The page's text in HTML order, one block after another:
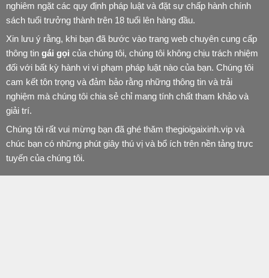
nghiêm ngặt các quy định pháp luật và đặt sự chấp hành chính
sách tuổi trưởng thành trên 18 tuổi lên hàng đầu.
Xin lưu ý rằng, khi bạn đã bước vào trang web chuyên cung cấp
thông tin gái gọi của chúng tôi, chúng tôi không chịu trách nhiệm
đối với bất kỳ hành vi vi phạm pháp luật nào của bạn. Chúng tôi
cam kết tôn trọng và đảm bảo rằng những thông tin và trải
nghiệm mà chúng tôi chia sẻ chỉ mang tính chất tham khảo và
giải trí.
Chúng tôi rất vui mừng bạn đã ghé thăm thegioigaixinh.vip và
chúc bạn có những phút giây thú vị và bổ ích trên nền tảng trực
tuyến của chúng tôi.